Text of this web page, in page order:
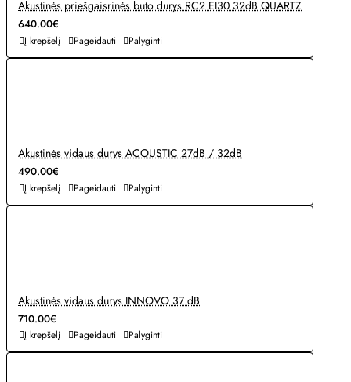
Akustinės priešgaisrinės buto durys RC2 EI30 32dB QUARTZ
640.00€
Į krepšelį Pageidauti Palyginti
Akustinės vidaus durys ACOUSTIC 27dB / 32dB
490.00€
Į krepšelį Pageidauti Palyginti
Akustinės vidaus durys INNOVO 37 dB
710.00€
Į krepšelį Pageidauti Palyginti